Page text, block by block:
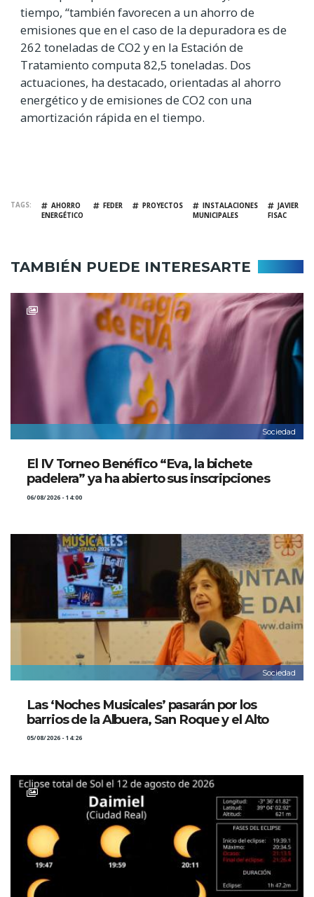
tiempo, “también favorecen a un ahorro de
emisiones que en el caso de la depuradora es de
262 toneladas de CO2 y en la Estación de
Tratamiento computa 82,5 toneladas. Dos
actuaciones, ha destacado, orientadas al ahorro
energético y de emisiones de CO2 con una
amortización rápida en el tiempo.
TAGS
AHORRO
ENERGÉTICO
FEDER PROYECTOS
INSTALACIONES
MUNICIPALES
JAVIER
FISAC
TAMBIÉN PUEDE INTERESARTE
Sociedad
El IV Torneo Benéfico “Eva, la bichete
padelera” ya ha abierto sus inscripciones
06/08/2026 - 14:00
Sociedad
Las ‘Noches Musicales’ pasarán por los
barrios de la Albuera, San Roque y el Alto
05/08/2026 - 14:26